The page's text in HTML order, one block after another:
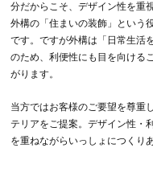
分だからこそ、デザイン性を重
外構の「住まいの装飾」という
です。ですが外構は「日常生活
のため、利便性にも目を向ける
がります。
当方ではお客様のご要望を尊重
テリアをご提案。デザイン性・
を重ねながらいっしょにつくり